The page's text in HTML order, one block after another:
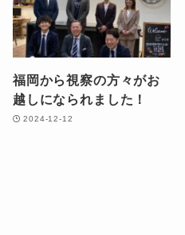
福岡から視察の方々がお
越しになられました！
2024-12-12